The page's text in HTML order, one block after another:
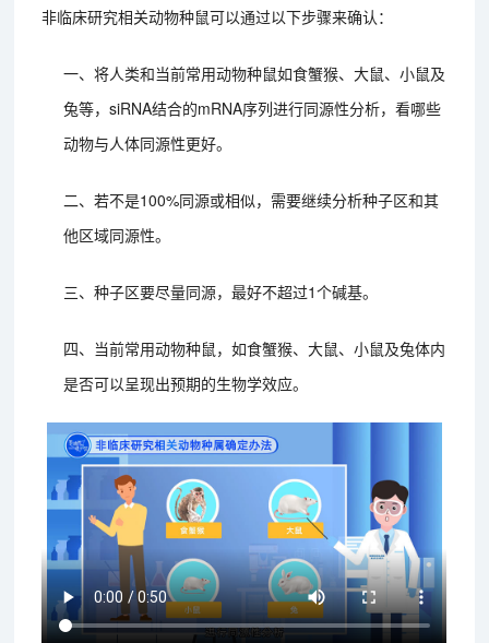
非临床研究相关动物种鼠可以通过以下步骤来确认：
一、将人类和当前常用动物种鼠如食蟹猴、大鼠、小鼠及
兔等，siRNA结合的mRNA序列进行同源性分析，看哪些
动物与人体同源性更好。
二、若不是100%同源或相似，需要继续分析种子区和其
他区域同源性。
三、种子区要尽量同源，最好不超过1个碱基。
四、当前常用动物种鼠，如食蟹猴、大鼠、小鼠及兔体内
是否可以呈现出预期的生物学效应。